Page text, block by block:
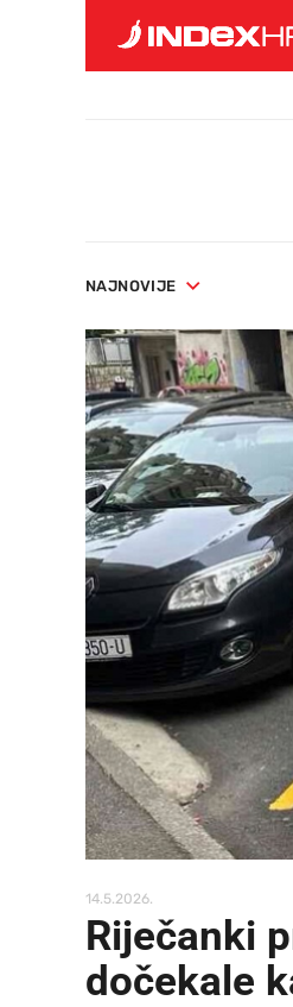
NAJNOVIJE
14.5.2026.
Riječanki
dočekale